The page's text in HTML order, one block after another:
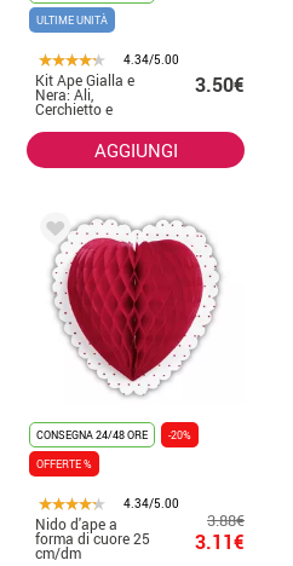
ULTIME UNITÀ
4.34/5.00
Kit Ape Gialla e
Nera: Ali,
Cerchietto e
3.50€
AGGIUNGI
CONSEGNA 24/48 ORE
-20%
OFFERTE %
4.34/5.00
Nido d'ape a
forma di cuore 25
cm/dm
3.88€
3.11€